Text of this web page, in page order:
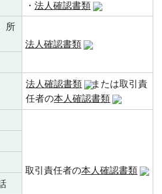
・ 法人確認書類
所
法人確認書類
法人確認書類
または取引責
任者の本人確認書類
取引責任者の本人確認書類